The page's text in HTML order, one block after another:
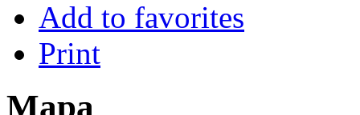
Add to favorites
Print
Mapa